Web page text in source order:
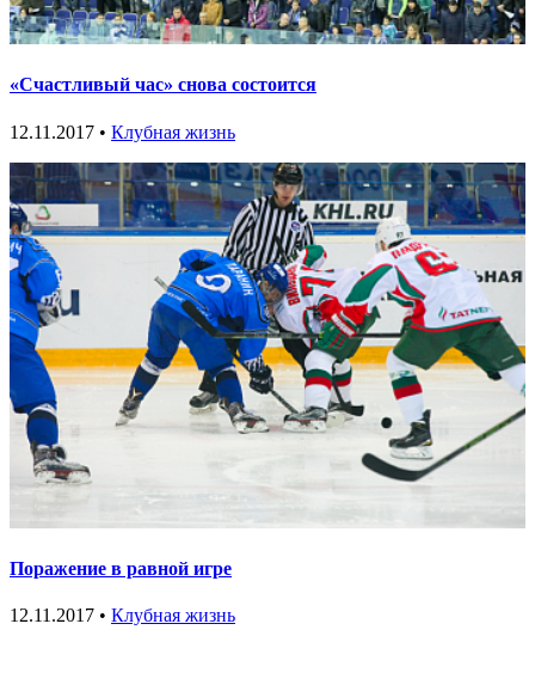
«Счастливый час» снова состоится
12.11.2017 • Клубная жизнь
Поражение в равной игре
12.11.2017 • Клубная жизнь